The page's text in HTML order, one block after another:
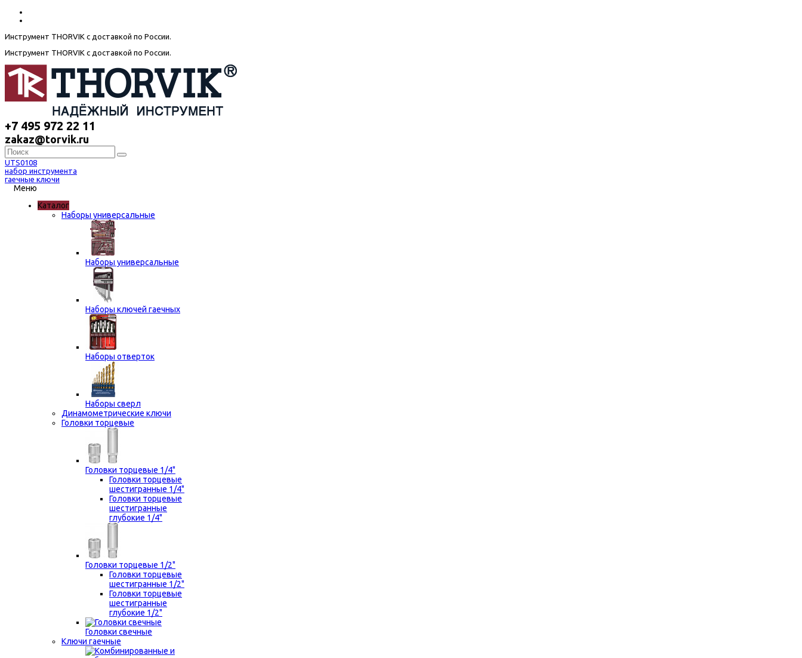
Инструмент THORVIK с доставкой по России.
Инструмент THORVIK с доставкой по России.
+7 495 972 22 11
zakaz@torvik.ru
UTS0108
набор инструмента
гаечные ключи
Меню
Каталог
Наборы универсальные
Наборы универсальные
Наборы ключей гаечных
Наборы отверток
Наборы сверл
Динамометрические ключи
Головки торцевые
Головки торцевые 1/4"
Головки торцевые
шестигранные 1/4"
Головки торцевые
шестигранные
глубокие 1/4"
Головки торцевые 1/2"
Головки торцевые
шестигранные 1/2"
Головки торцевые
шестигранные
глубокие 1/2"
Головки свечные
Ключи гаечные